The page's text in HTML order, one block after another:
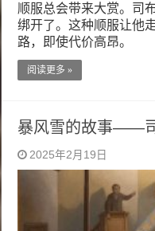
顺服总会带来大赏。司
绑开了。这种顺服让他
路，即使代价高昂。
阅读更多 »
暴风雪的故事——
2025年2月19日